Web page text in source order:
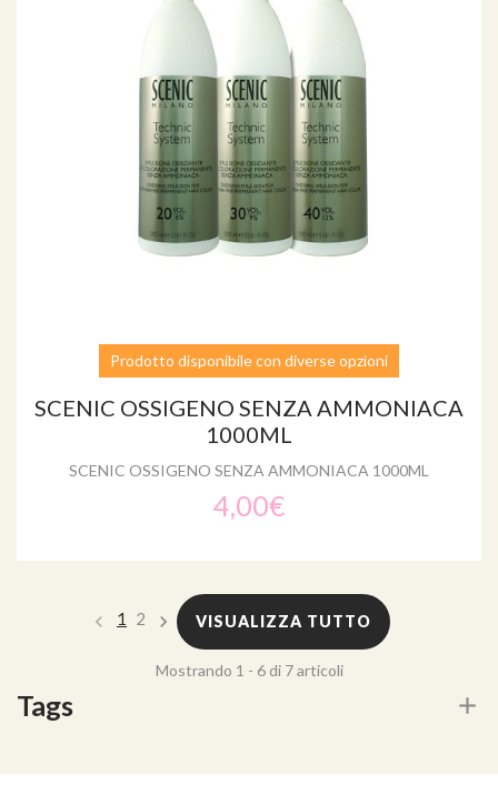
Prodotto disponibile con diverse opzioni
SCENIC OSSIGENO SENZA AMMONIACA
1000ML
SCENIC OSSIGENO SENZA AMMONIACA 1000ML
4,00€
1 2 VISUALIZZA TUTTO
Mostrando 1 - 6 di 7 articoli
Tags